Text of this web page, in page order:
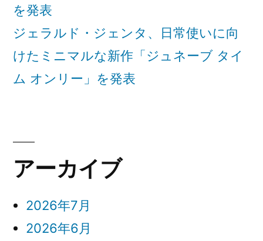
を発表
ジェラルド・ジェンタ、日常使いに向
けたミニマルな新作「ジュネーブ タイ
ム オンリー」を発表
アーカイブ
2026年7月
2026年6月